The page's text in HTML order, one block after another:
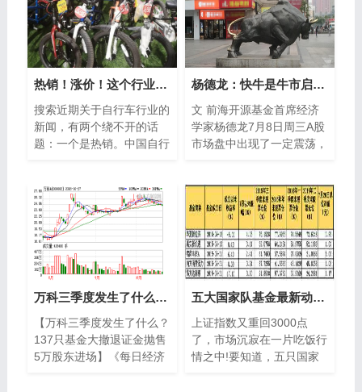
热销！涨价！这个行业产销两旺
搜索近期关于自行车行业的
新闻，有两个绕不开的话
题：一个是热销。中国自行
动自行车)制造...
杨德龙：快牛是牛市启动特征 后市仍然是慢牛长牛
文 前海开源基金首席经济
学家杨德龙7月8日周三A股
市场盘中出现了一定震荡，
券商股连续...
万科三季度发生了什么？137只基金大撤退证金抛售 5万股东进场
【万科三季度发生了什么？
137只基金大撤退证金抛售
5万股东进场】《每日经济
五大国家队基金最新动态 哪一只股被共同持有
上证指数又重回3000点
了，市场沉寂在一片吃饭行
情之中!要知道，五只国家